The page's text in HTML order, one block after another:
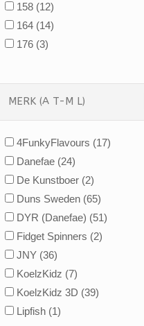
158 (12)
164 (14)
176 (3)
MERK (A T-M L)
4FunkyFlavours (17)
Danefae (24)
De Kunstboer (2)
Duns Sweden (65)
DYR (Danefae) (51)
Fidget Spinners (2)
JNY (36)
KoelzKidz (7)
KoelzKidz 3D (39)
Lipfish (1)